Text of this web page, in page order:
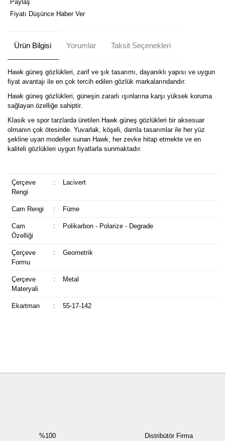
Paylaş
Fiyatı Düşünce Haber Ver
Ürün Bilgisi Yorumlar Taksit Seçenekleri
Hawk güneş gözlükleri, zarif ve şık tasarımı, dayanıklı yapısı ve uygun
fiyat avantajı ile en çok tercih edilen gözlük markalarındandır.
Hawk güneş gözlükleri, güneşin zararlı ışınlarına karşı yüksek koruma
sağlayan özelliğe sahiptir.
Klasik ve spor tarzlarda üretilen Hawk güneş gözlükleri bir aksesuar
olmanın çok ötesinde. Yuvarlak, köşeli, damla tasarımlar ile her yüz
şekline uyan modeller sunan Hawk, her zevke hitap etmekte ve en
kaliteli gözlükleri uygun fiyatlarla sunmaktadır.
Çerçeve
Rengi
: Lacivert
Cam Rengi : Füme
Cam
Özelliği
: Polikarbon - Polarize - Degrade
Çerçeve
Formu
: Geometrik
Çerçeve
Materyali
: Metal
Ekartman : 55-17-142
%100
Distribütör Firma